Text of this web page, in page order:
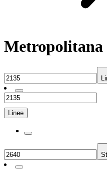
Metropolitana
Linee